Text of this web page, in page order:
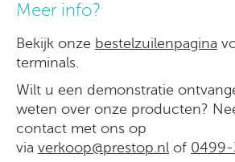
Meer info?
Bekijk onze bestelzuilenpagina
terminals.
Wilt u een demonstratie
weten over onze producten?
contact met ons op
via verkoop@prestop.nl of 0499-